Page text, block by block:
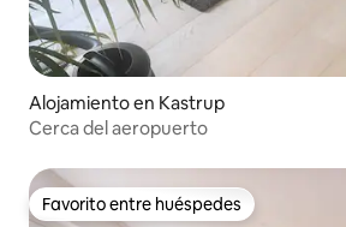
Alojamiento en Kastrup
Cerca del aeropuerto
Favorito entre huéspedes
Favorito entre huéspedes